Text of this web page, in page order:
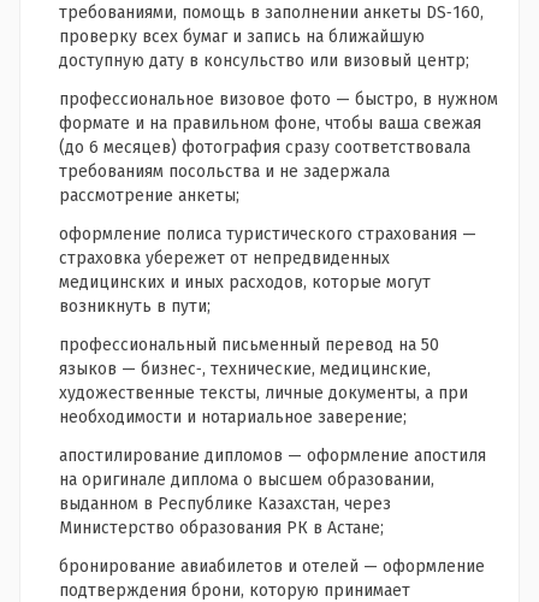
требованиями, помощь в заполнении анкеты DS‑160,
проверку всех бумаг и запись на ближайшую
доступную дату в консульство или визовый центр;
профессиональное визовое фото — быстро, в нужном
формате и на правильном фоне, чтобы ваша свежая
(до 6 месяцев) фотография сразу соответствовала
требованиям посольства и не задержала
рассмотрение анкеты;
оформление полиса туристического страхования —
страховка убережет от непредвиденных
медицинских и иных расходов, которые могут
возникнуть в пути;
профессиональный письменный перевод на 50
языков — бизнес‑, технические, медицинские,
художественные тексты, личные документы, а при
необходимости и нотариальное заверение;
апостилирование дипломов — оформление апостиля
на оригинале диплома о высшем образовании,
выданном в Республике Казахстан, через
Министерство образования РК в Астане;
бронирование авиабилетов и отелей — оформление
подтверждения брони, которую принимает